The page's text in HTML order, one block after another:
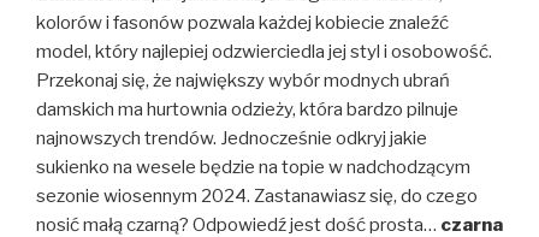
kolorów i fasonów pozwala każdej kobiecie znaleźć
model, który najlepiej odzwierciedla jej styl i osobowość.
Przekonaj się, że największy wybór modnych ubrań
damskich ma hurtownia odzieży, która bardzo pilnuje
najnowszych trendów. Jednocześnie odkryj jakie
sukienko na wesele będzie na topie w nadchodzącym
sezonie wiosennym 2024. Zastanawiasz się, do czego
nosić małą czarną? Odpowiedź jest dość prosta… czarna